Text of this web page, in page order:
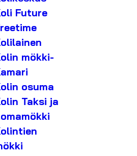
Future
mökki-
osuma
Taksi ja